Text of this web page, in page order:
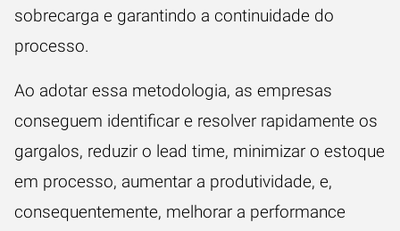
sobrecarga e garantindo a continuidade do
processo.
Ao adotar essa metodologia, as empresas
conseguem identificar e resolver rapidamente os
gargalos, reduzir o lead time, minimizar o estoque
em processo, aumentar a produtividade, e,
consequentemente, melhorar a performance